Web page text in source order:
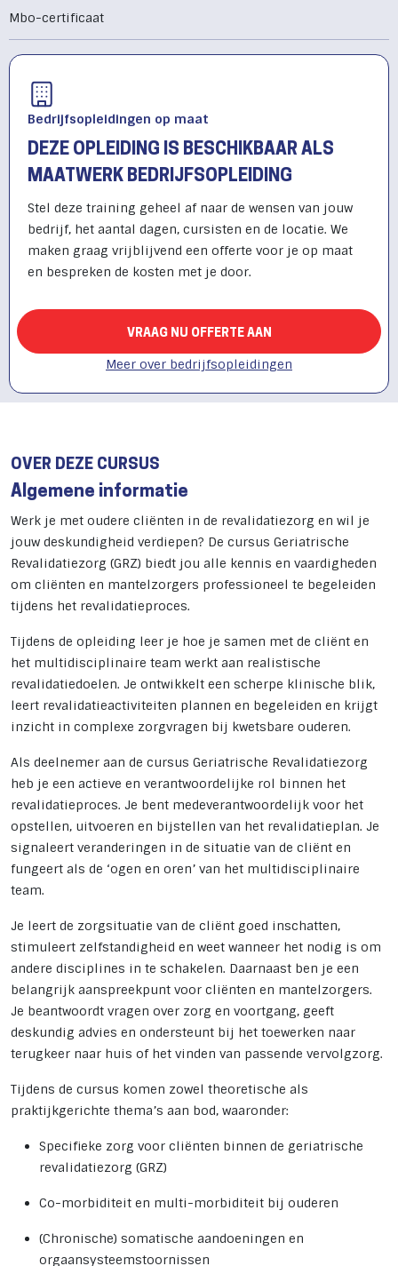
Mbo-certificaat
Bedrijfsopleidingen op maat
DEZE OPLEIDING IS BESCHIKBAAR ALS
MAATWERK BEDRIJFSOPLEIDING
Stel deze training geheel af naar de wensen van jouw
bedrijf, het aantal dagen, cursisten en de locatie. We
maken graag vrijblijvend een offerte voor je op maat
en bespreken de kosten met je door.
VRAAG NU OFFERTE AAN
Meer over bedrijfsopleidingen
OVER DEZE CURSUS
Algemene informatie
Werk je met oudere cliënten in de revalidatiezorg en wil je
jouw deskundigheid verdiepen? De cursus Geriatrische
Revalidatiezorg (GRZ) biedt jou alle kennis en vaardigheden
om cliënten en mantelzorgers professioneel te begeleiden
tijdens het revalidatieproces.
Tijdens de opleiding leer je hoe je samen met de cliënt en
het multidisciplinaire team werkt aan realistische
revalidatiedoelen. Je ontwikkelt een scherpe klinische blik,
leert revalidatieactiviteiten plannen en begeleiden en krijgt
inzicht in complexe zorgvragen bij kwetsbare ouderen.
Als deelnemer aan de cursus Geriatrische Revalidatiezorg
heb je een actieve en verantwoordelijke rol binnen het
revalidatieproces. Je bent medeverantwoordelijk voor het
opstellen, uitvoeren en bijstellen van het revalidatieplan. Je
signaleert veranderingen in de situatie van de cliënt en
fungeert als de ‘ogen en oren’ van het multidisciplinaire
team.
Je leert de zorgsituatie van de cliënt goed inschatten,
stimuleert zelfstandigheid en weet wanneer het nodig is om
andere disciplines in te schakelen. Daarnaast ben je een
belangrijk aanspreekpunt voor cliënten en mantelzorgers.
Je beantwoordt vragen over zorg en voortgang, geeft
deskundig advies en ondersteunt bij het toewerken naar
terugkeer naar huis of het vinden van passende vervolgzorg.
Tijdens de cursus komen zowel theoretische als
praktijkgerichte thema’s aan bod, waaronder:
Specifieke zorg voor cliënten binnen de geriatrische
revalidatiezorg (GRZ)
Co-morbiditeit en multi-morbiditeit bij ouderen
(Chronische) somatische aandoeningen en
orgaansysteemstoornissen